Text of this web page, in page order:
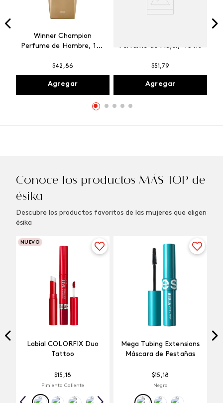
Winner Champion
Perfume de Hombre, 100
$42 ,86
Agregar
Perfume de Mujer, 45 ml
$51 ,79
Agregar
Conoce los productos MÁS TOP de
ésika
Descubre los productos favoritos de las mujeres que eligen
ésika
NUEVO
Labial COLORFIX Duo
Tattoo
$15 ,18
Pimienta Caliente
Mega Tubing Extensions
Máscara de Pestañas
$15 ,18
Negro